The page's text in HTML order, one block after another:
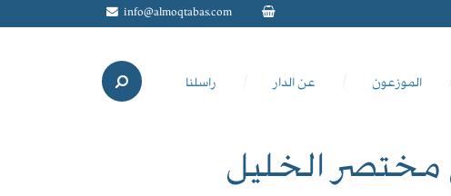
info@almoqtabas.com
الموزعون عن الدار راسلنا
الخليل